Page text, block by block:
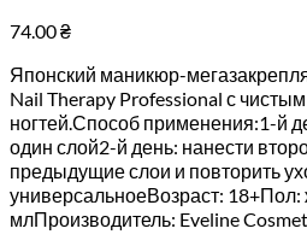
74.00₴
Японский маникюр-
Nail Therapy Professional с
ногтей.Способ применения:1-й
один слой2-й день: нанести
предыдущие слои и повторить
универсальноеВозраст:
млПроизводитель: Eveline